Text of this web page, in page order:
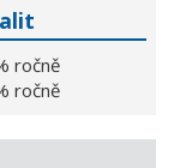
ročně
ročně